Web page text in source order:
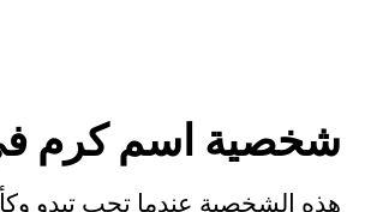
شخصية اسم كرم
هذه الشخصية عندما تحب تبدو